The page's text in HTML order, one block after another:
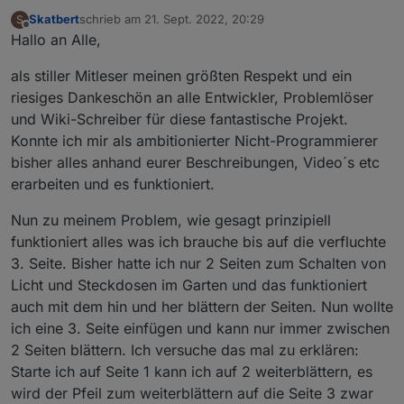
Wetterinformationen oder/und Infos
Favoritenseiten
etc.
Spoiler
@ joBr99
https://github.com/joBr99/nspanel-
icon_mapping.ts:
(TypeScript muss in global liegen)
Icons:
cheatsheet.html
Video-Tutorial:
https://www.youtube.com/watch?v=ZPLJk2ZLo_8
@ haus-automatisierung
S
Offline
Skatbertschrieb am 21. Sept. 2022, 20:29
zuletzt editiert von
Hallo an Alle,
als stiller Mitleser meinen größten Respekt und ein
riesiges Dankeschön an alle Entwickler, Problemlöser
und Wiki-Schreiber für diese fantastische Projekt.
Konnte ich mir als ambitionierter Nicht-Programmierer
bisher alles anhand eurer Beschreibungen, Video´s etc
erarbeiten und es funktioniert.
Nun zu meinem Problem, wie gesagt prinzipiell
funktioniert alles was ich brauche bis auf die verfluchte
3. Seite. Bisher hatte ich nur 2 Seiten zum Schalten von
Licht und Steckdosen im Garten und das funktioniert
auch mit dem hin und her blättern der Seiten. Nun wollte
ich eine 3. Seite einfügen und kann nur immer zwischen
2 Seiten blättern. Ich versuche das mal zu erklären:
Starte ich auf Seite 1 kann ich auf 2 weiterblättern, es
wird der Pfeil zum weiterblättern auf die Seite 3 zwar